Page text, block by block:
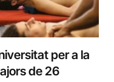
per a la
de 26